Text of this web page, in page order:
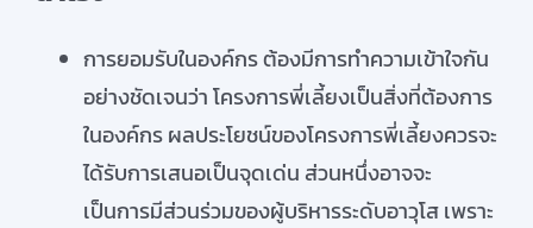
การยอมรับในองค์กร ต้องมีการทำความเข้าใจกัน
อย่างชัดเจนว่า โครงการพี่เลี้ยงเป็นสิ่งที่ต้องการ
ในองค์กร ผลประโยชน์ของโครงการพี่เลี้ยงควรจะ
ได้รับการเสนอเป็นจุดเด่น ส่วนหนึ่งอาจจะ
เป็นการมีส่วนร่วมของผู้บริหารระดับอาวุโส เพราะ